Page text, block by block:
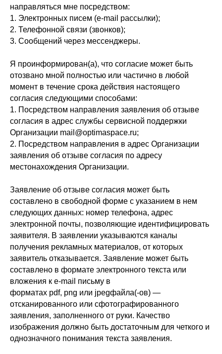
направляться мне посредством:
1. Электронных писем (e-mail рассылки);
2. Телефонной связи (звонков);
3. Сообщений через мессенджеры.
Я проинформирован(а), что согласие может быть
отозвано мной полностью или частично в любой
момент в течение срока действия настоящего
согласия следующими способами:
1. Посредством направления заявления об отзыве
согласия в адрес службы сервисной поддержки
Организации mail@optimaspace.ru;
2. Посредством направления в адрес Организации
заявления об отзыве согласия по адресу
местонахождения Организации.
Заявление об отзыве согласия может быть
составлено в свободной форме с указанием в нем
следующих данных: номер телефона, адрес
электронной почты, позволяющие идентифицировать
заявителя. В заявлении указываются каналы
получения рекламных материалов, от которых
заявитель отказывается. Заявление может быть
составлено в формате электронного текста или
вложения к e-mail письму в
форматах pdf, png или jpegфайла(-ов) —
отсканированного или сфотографированного
заявления, заполненного от руки. Качество
изображения должно быть достаточным для четкого и
однозначного понимания текста заявления.